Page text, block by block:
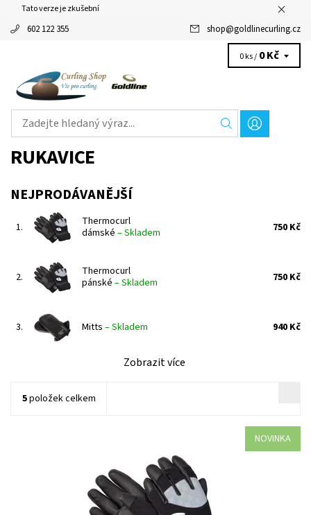
Tato verze je zkušební
602 122 355 shop@goldlinecurling.cz
0 ks / 0 Kč
RUKAVICE
NEJPRODÁVANĚJŠÍ
1.
Thermocurl
dámské –Skladem 750 Kč
2.
Thermocurl
pánské –Skladem 750 Kč
3. Mitts –Skladem 940 Kč
Zobrazit více
5položek celkem
NOVINKA